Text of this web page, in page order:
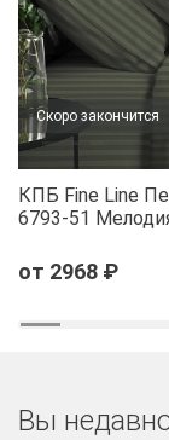
Скоро закончится
КПБ Fine Line
6793-51
от 2968 ₽
Вы